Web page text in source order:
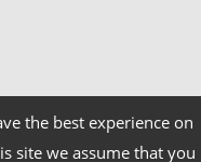
the best experience on
site we assume that you